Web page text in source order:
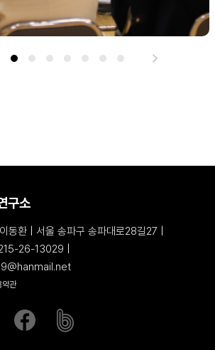
구소
동환 | 서울 송파구 송파대로28길27 |
26-13029 |
약관